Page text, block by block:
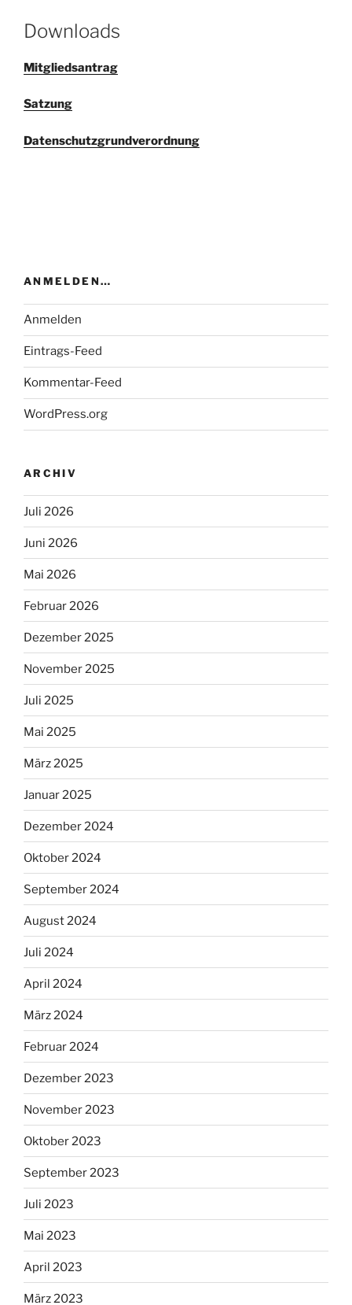
Downloads
Mitgliedsantrag
Satzung
Datenschutzgrundverordnung
ANMELDEN…
Anmelden
Eintrags-Feed
Kommentar-Feed
WordPress.org
ARCHIV
Juli 2026
Juni 2026
Mai 2026
Februar 2026
Dezember 2025
November 2025
Juli 2025
Mai 2025
März 2025
Januar 2025
Dezember 2024
Oktober 2024
September 2024
August 2024
Juli 2024
April 2024
März 2024
Februar 2024
Dezember 2023
November 2023
Oktober 2023
September 2023
Juli 2023
Mai 2023
April 2023
März 2023